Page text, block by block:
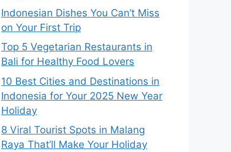
Indonesian Dishes You Can’t Miss
on Your First Trip
Top 5 Vegetarian Restaurants in
Bali for Healthy Food Lovers
10 Best Cities and Destinations in
Indonesia for Your 2025 New Year
Holiday
8 Viral Tourist Spots in Malang
Raya That’ll Make Your Holiday